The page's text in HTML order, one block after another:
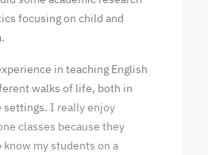
focusing on child and
in teaching English
walks of life, both in
settings. I really enjoy
classes because they
my students on a